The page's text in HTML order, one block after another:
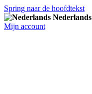
Spring naar de hoofdtekst
Nederlands
Mijn account